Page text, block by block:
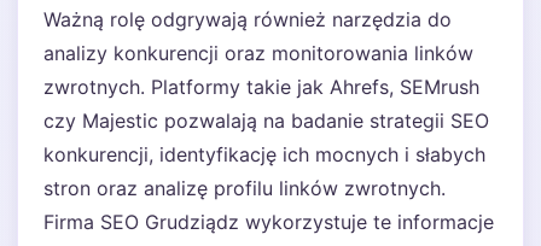
Ważną rolę odgrywają również narzędzia do
analizy konkurencji oraz monitorowania linków
zwrotnych. Platformy takie jak Ahrefs, SEMrush
czy Majestic pozwalają na badanie strategii SEO
konkurencji, identyfikację ich mocnych i słabych
stron oraz analizę profilu linków zwrotnych.
Firma SEO Grudziądz wykorzystuje te informacje